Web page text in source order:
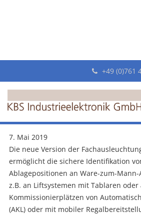
+49 (0)761
Industrieelektronik
Archiv für den Monat: Mai 2019
Fachausleuchtung mit dynamischer
ins richtige Fach sorgt die neue Version
KBS
7. Mai 2019
Die neue Version der
ermöglicht die sichere Identifikation
Ablagepositionen an Ware-zum-
z.B. an Liftsystemen mit Tablaren oder
Kommissionierplätzen von
(AKL) oder mit mobiler